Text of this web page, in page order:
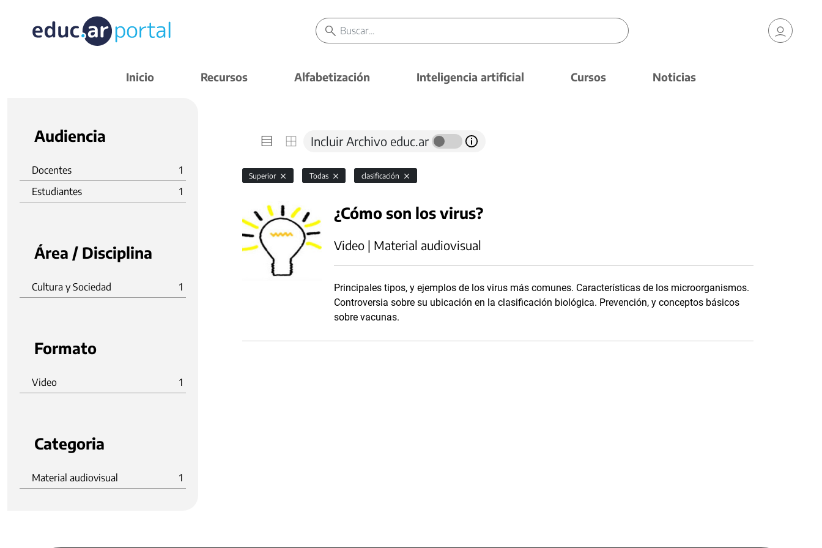
Inicio Recursos Alfabetización Inteligencia artificial Cursos Noticias
Audiencia
Docentes
1
Estudiantes
1
Área / Disciplina
Cultura y Sociedad 1
Formato
Video 1
Categoria
Material audiovisual 1
Incluir Archivo educ.ar
Superior Todas clasificación
¿Cómo son los virus?
Video | Material audiovisual
Principales tipos, y ejemplos de los virus más comunes. Características de los microorganismos.
Controversia sobre su ubicación en la clasificación biológica. Prevención, y conceptos básicos
sobre vacunas.